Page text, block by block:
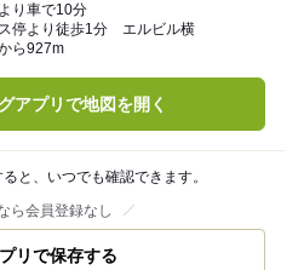
り車で10分
停より徒歩1分 エルビル横
ら927m
アプリで地図を開く
と、いつでも確認できます。
ら会員登録なし
リで保存する